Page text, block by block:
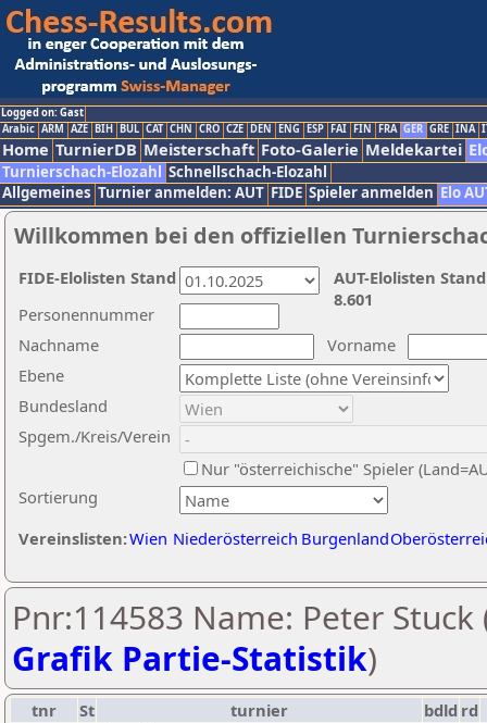
Logged on: Gast
Arabic ARM AZE BIH BUL CAT CHN CRO CZE DEN ENG ESP FAI FIN FRA GER GRE INA
Home TurnierDB Meisterschaft Foto-Galerie Meldekartei
Turnierschach-Elozahl Schnellschach-Elozahl
Allgemeines Turnier anmelden: AUT FIDE Spieler anmelden Elo
Willkommen bei den offiziellen
Nachname
Vorname
Ebene
Sortierung
Personennummer
Bundesland
Spgem./Kreis/Verein
Nur "österreichische" Spieler
Vereinslisten:Wien Niederösterreich Burgenland
AUT-Elolisten
8.601
FIDE-Elolisten Stand
Pnr:114583 Name: Peter Stuck
Grafik Partie-Statistik)
tnr St turnier bdld rd